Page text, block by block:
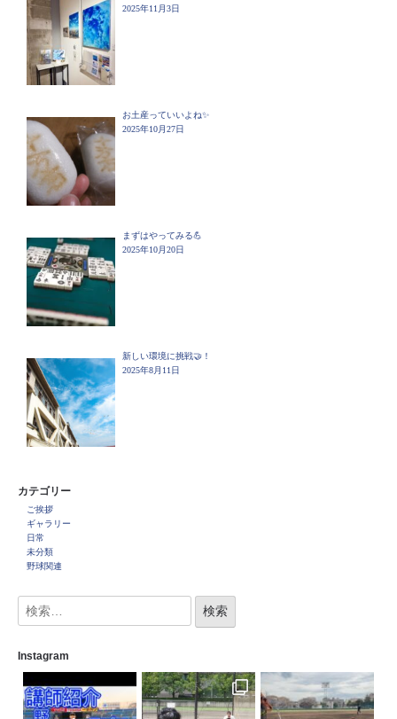
2025年11月3日
お土産っていいよね✨
2025年10月27日
まずはやってみる💪
2025年10月20日
新しい環境に挑戦🤝！
2025年8月11日
カテゴリー
ご挨拶
ギャラリー
日常
未分類
野球関連
Instagram